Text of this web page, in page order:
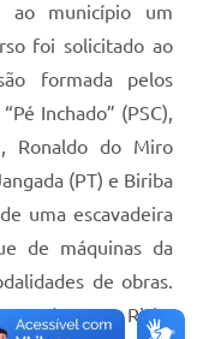
ao município um
foi solicitado ao
formada pelos
Inchado” (PSC),
Ronaldo do Miro
(PT) e Biriba
uma escavadeira
de máquinas da
de obras.
Beto Richa